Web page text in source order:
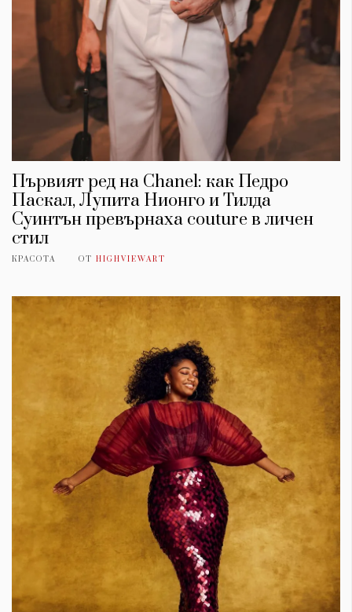
Първият ред на Chanel: как Педро
Паскал, Лупита Нионго и Тилда
Суинтън превърнаха couture в личен
стил
КРАСОТА ОТ HIGHVIEWART